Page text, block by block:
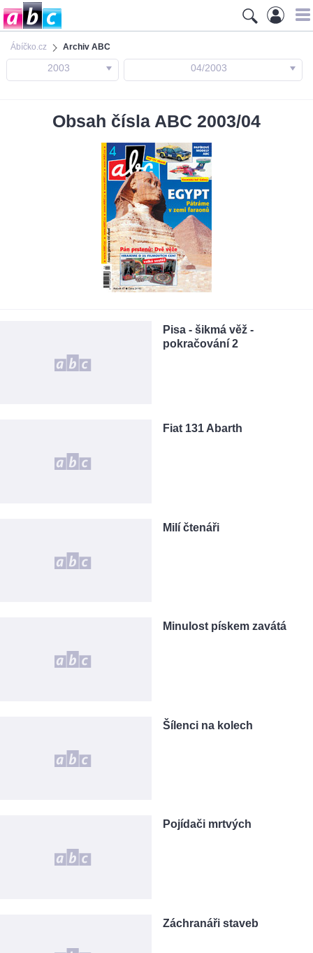
Ábíčko.cz Archiv ABC
2003 04/2003
Obsah čísla ABC 2003/04
Pisa - šikmá věž -
pokračování 2
Fiat 131 Abarth
Milí čtenáři
Minulost pískem zavátá
Šílenci na kolech
Pojídači mrtvých
Záchranáři staveb